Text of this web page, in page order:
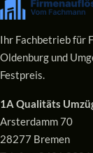
Ihr Fachbetrieb für
Oldenburg und
Festpreis.
1A Qualitäts
Arsterdamm 70
28277 Bremen